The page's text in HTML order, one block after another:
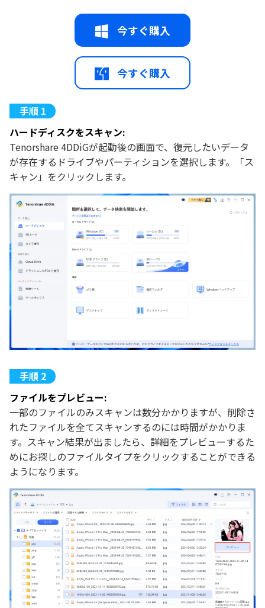
今すぐ購入
今すぐ購入
ハードディスクをスキャン:
Tenorshare 4DDiGが起動後の画面で、復元したいデータ
が存在するドライブやパーティションを選択します。「ス
キャン」をクリックします。
ファイルをプレビュー:
一部のファイルのみスキャンは数分かかりますが、削除さ
れたファイルを全てスキャンするのには時間がかかりま
す。スキャン結果が出ましたら、詳細をプレビューするた
めにお探しのファイルタイプをクリックすることができる
ようになります。